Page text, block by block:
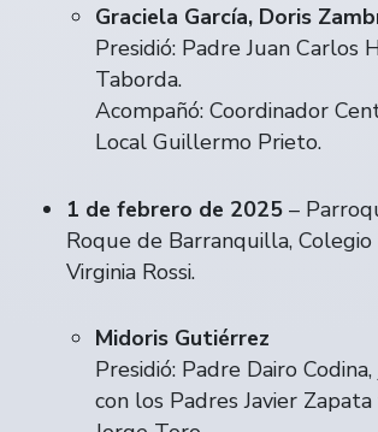
Graciela García, Doris
Presidió: Padre Juan Carlos
Taborda.
Acompañó: Coordinador
Local Guillermo Prieto.
1 de febrero de 2025–
Roque de Barranquilla,
Virginia Rossi.
Midoris Gutiérrez
Presidió: Padre Dairo
con los Padres Javier Zapata